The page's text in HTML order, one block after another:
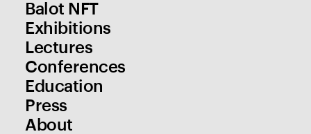
Balot NFT
Exhibitions
Lectures
Conferences
Education
Press
About